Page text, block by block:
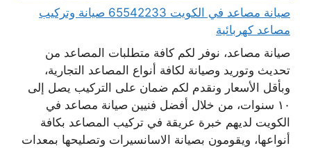
صيانة مصاعد في الكويت 65542233 صيانة وتركيب
مصاعد كهربائية
صيانة مصاعد، نوفر لكم كافة متطلبات المصاعد من
تحديث وتوريد وصيانة لكافة أنواع المصاعد التجارية،
وبأقل الأسعار ونقدم لكم ضمان على التركيب يصل إلى
١٠ سنوات، من خلال أفضل فنيين صيانة مصاعد في
الكويت لديهم خبرة عريقة في تركيب المصاعد بكافة
أنواعها، ويقومون بصيانة الاسانسيرات وتصليحها بمعدات